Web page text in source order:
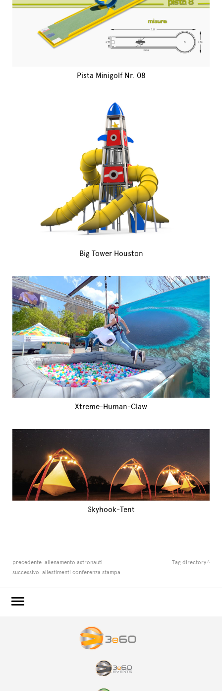
Pista Minigolf Nr. 08
Big Tower Houston
Xtreme-Human-Claw
Skyhook-Tent
precedente: allenamento astronauti
successivo: allestimenti conferenza stampa
Tag directory